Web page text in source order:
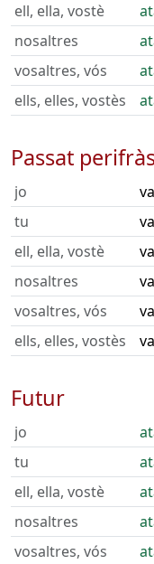
ell, ella, vostè
nosaltres
vosaltres, vós
ells, elles, vostès
Passat
jo
tu
ell, ella, vostè
va
nosaltres
vosaltres, vós
ells, elles, vostès
Futur
jo
tu
ell, ella, vostè
nosaltres
vosaltres, vós